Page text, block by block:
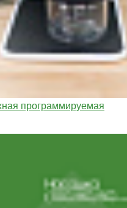
программируемая